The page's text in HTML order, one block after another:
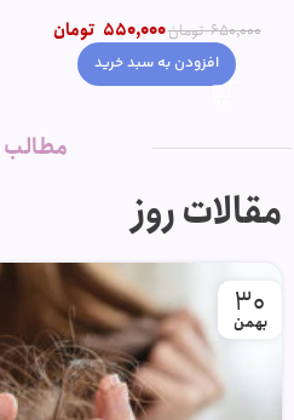
790,000 تومان750,000 تومان
افزودن به سبد خرید
مطالب
مقالات روز
30
بهمن